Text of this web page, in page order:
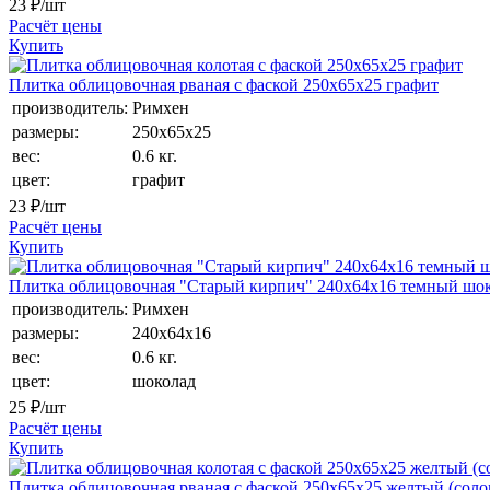
23 ₽/шт
Расчёт цены
Купить
Плитка облицовочная рваная с фаской 250х65х25 графит
производитель: Римхен
размеры:
250х65х25
вес:
0.6 кг.
цвет:
графит
23 ₽/шт
Расчёт цены
Купить
Плитка облицовочная "Старый кирпич" 240x64x16 темный
производитель: Римхен
размеры:
240х64x16
вес:
0.6 кг.
цвет:
шоколад
25 ₽/шт
Расчёт цены
Купить